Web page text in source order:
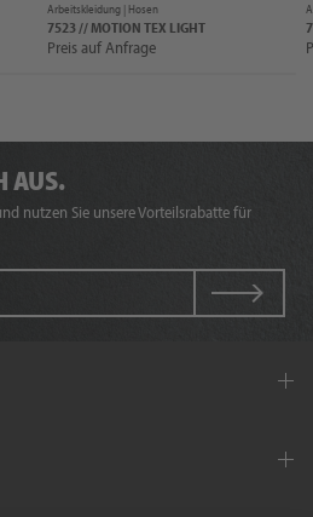
Arbeitskleidung | Hosen
7523 // MOTION TEX LIGHT
Preis auf Anfrage
AUS.
nutzen Sie unsere Vorteilsrabatte für